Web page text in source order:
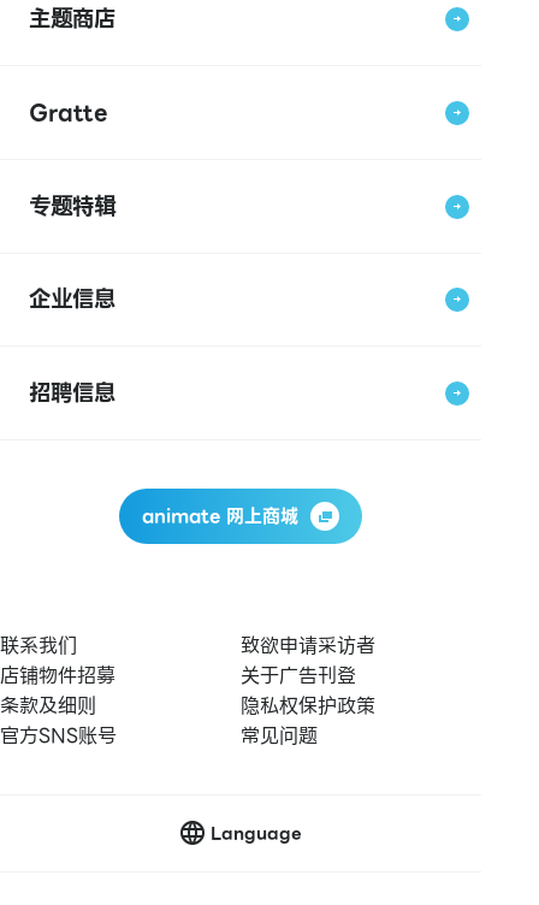
主题商店
Gratte
专题特辑
企业信息
招聘信息
animate 网上商城
联系我们
致欲申请采访者
店铺物件招募
关于广告刊登
条款及细则
隐私权保护政策
官方SNS账号
常见问题
Language